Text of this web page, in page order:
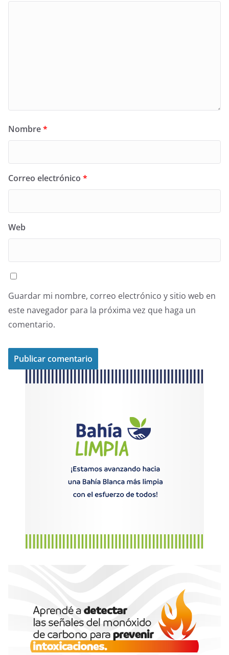
Nombre*
Correo electrónico *
Web
Guardar mi nombre, correo electrónico y sitio web en
este navegador para la próxima vez que haga un
comentario.